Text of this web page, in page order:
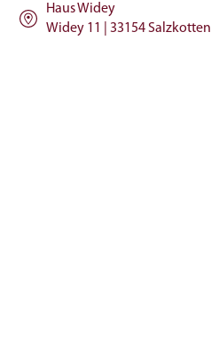
Haus Widey
Widey 11 | 33154 Salzkotten